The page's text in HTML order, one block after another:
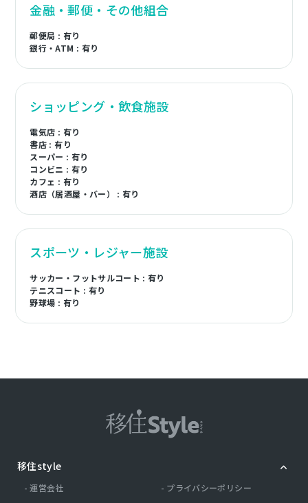
金融・郵便・その他組合
郵便局 : 有り
銀行・ATM : 有り
ショッピング・飲食施設
電気店 : 有り
書店 : 有り
スーパー : 有り
コンビニ : 有り
カフェ : 有り
酒店（居酒屋・バー） : 有り
スポーツ・レジャー施設
サッカー・フットサルコート : 有り
テニスコート : 有り
野球場 : 有り
移住style
運営会社 プライバシーポリシー